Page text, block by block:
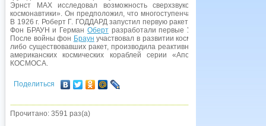
Эрнст МАХ исследовал возможность сверхзвуковой скорости.
космонавтики». Он предположил, что многоступенчатые ракеты
В 1926 г. Роберт Г. ГОДДАРД запустил первую ракету на жидком
Фон БРАУН и Герман Обертразработали первые УПРАВЛЯЕМЫЕ
После войны фон Браун участвовал в развитии космической программы
либо существовавших ракет, производила реактивную тягу в 3,4 млн. кг.
американских космических кораблей серии «Аполлон». см.
КОСМОСА.
Поделиться
Прочитано: 3591 раз(а)